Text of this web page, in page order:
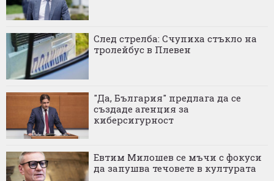
След стрелба: Счупиха стъкло на
тролейбус в Плевен
"Да, България" предлага да се
създаде агенция за
киберсигурност
Евтим Милошев се мъчи с фокуси
да запушва течовете в културата